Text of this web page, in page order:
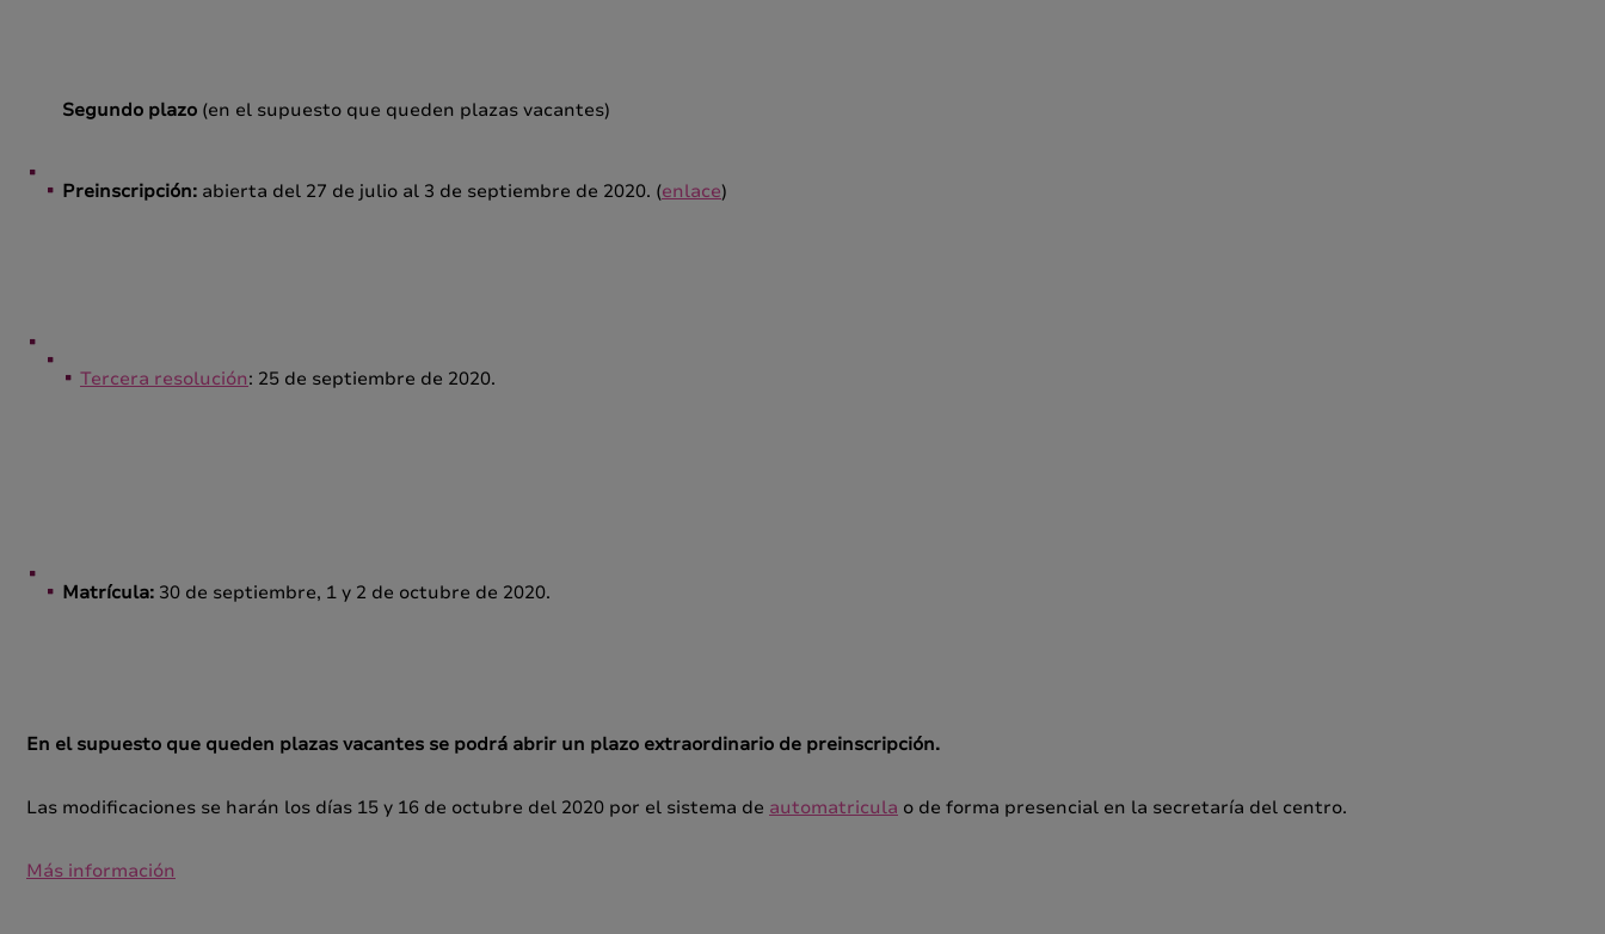
Segundo plazo (en el supuesto que queden plazas vacantes)
Preinscripción: abierta del 27 de julio al 3 de septiembre de 2020. (enlace)
Tercera resolución: 25 de septiembre de 2020.
Matrícula: 30 de septiembre, 1 y 2 de octubre de 2020.
En el supuesto que queden plazas vacantes se podrá abrir un plazo extraordinario de preinscripción.
Las modificaciones se harán los días 15 y 16 de octubre del 2020 por el sistema de automatricula o de forma presencial en la secretaría del centro.
Más información